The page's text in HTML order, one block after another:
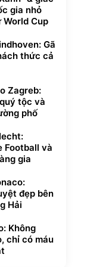
nâng
nóng
đ
gia nhỏ
Cup
Gã
thức cả
Zagreb:
tộc và
phố
Football và
gia
đẹp bên
Hải
Không
chỉ có máu